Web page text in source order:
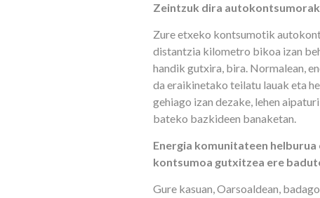
Zeintzuk dira
Zure etxeko kontsumotik
distantzia kilometro bikoa izan
handik gutxira, bira. Normalean,
da eraikinetako teilatu lauak eta
gehiago izan dezake, lehen
bateko bazkideen banaketan.
Energia komunitateen
kontsumoa gutxitzea ere
Gure kasuan, Oarsoaldean,